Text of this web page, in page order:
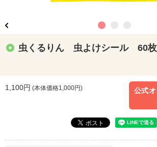
虫くるりん 虫よけシール 60
1,100円 (本体価格1,000円) 公式